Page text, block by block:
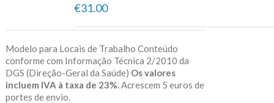
€31.00
Modelo para Locais de Trabalho Conteúdo
conforme com Informação Técnica 2/2010 da
DGS (Direção-Geral da Saúde) Os valores
incluem IVA à taxa de 23%. Acrescem 5 euros de
portes de envio.